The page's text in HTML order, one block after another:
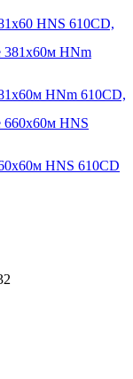
HNS 610CD,
HNm 610CD,
HNS 610CD